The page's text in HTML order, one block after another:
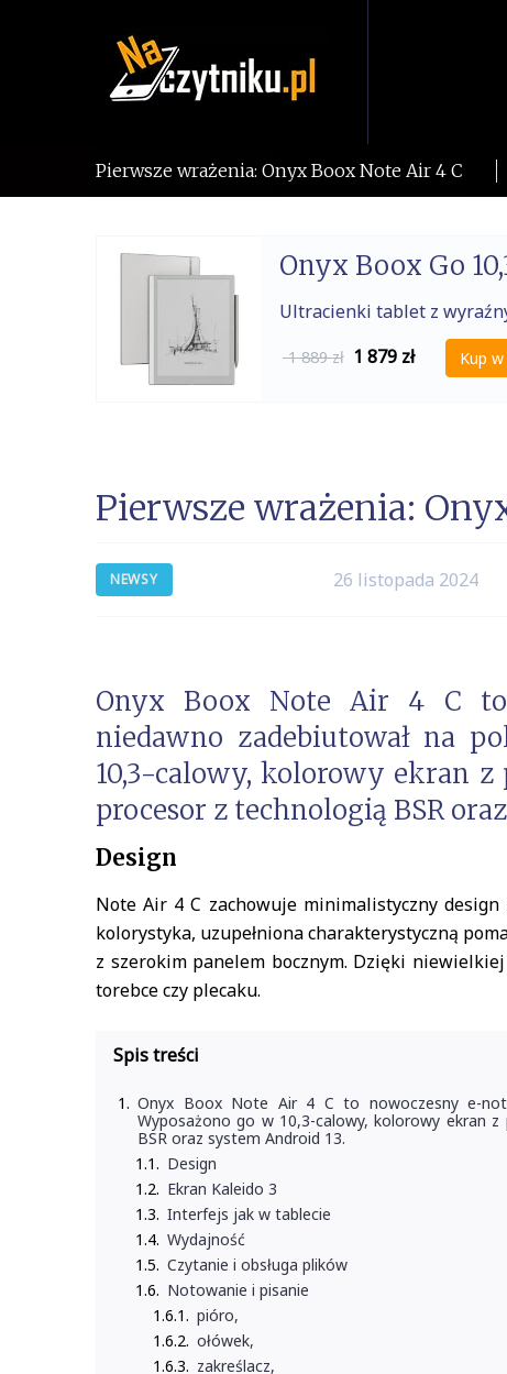
Pierwsze wrażenia: Onyx Boox Note Air 4 C
Onyx Boox Go
Ultracienki tablet z
1 889 zł 1 879 zł Kup
Pierwsze wrażenia:
NEWSY 26 listopada 2024
Onyx Boox Note Air 4 C
niedawno zadebiutował na
10,3-calowy, kolorowy ekran
procesor z technologią BSR
Design
Note Air 4 C zachowuje minimalistyczny
kolorystyka, uzupełniona charakterystyczną
z szerokim panelem bocznym. Dzięki
torebce czy plecaku.
Spis treści
Onyx Boox Note Air 4 C to nowoczesny e-
Wyposażono go w 10,3-calowy, kolorowy ekran
BSR oraz system Android 13.
Design
Ekran Kaleido 3
Interfejs jak w tablecie
Wydajność
Czytanie i obsługa plików
Notowanie i pisanie
pióro,
ołówek,
zakreślacz,